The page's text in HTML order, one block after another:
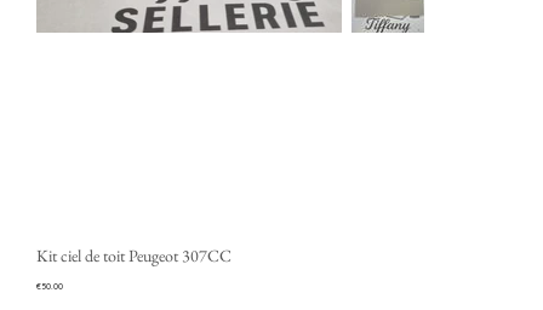
Kit ciel de toit Peugeot 307CC
Price
€50.00